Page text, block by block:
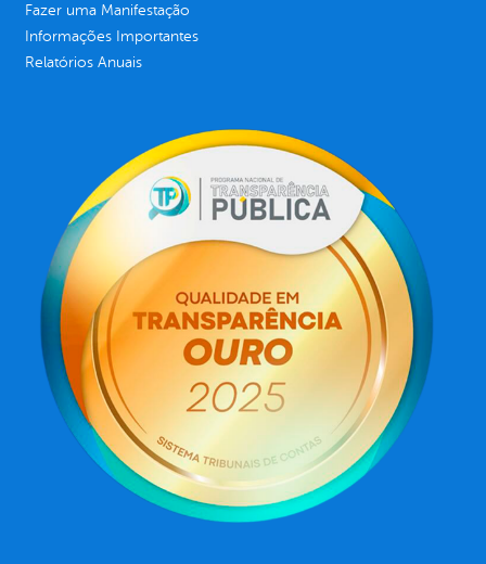
Fazer uma Manifestação
Informações Importantes
Relatórios Anuais